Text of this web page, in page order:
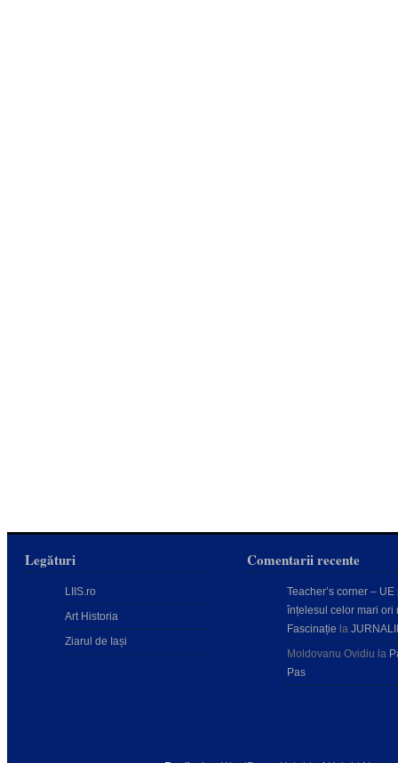
Legături
LIIS.ro
Art Historia
Ziarul de Iași
Comentarii recente
Teacher’s corner – UE
înțelesul celor mari ori
Fascinație la
Moldovanu Ovidiu la
Pas